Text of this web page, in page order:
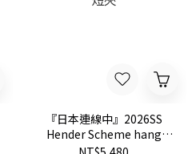
『日本連線中』2026SS
Hender Scheme hang
wallet 皮革 牛皮 掛脖 零錢